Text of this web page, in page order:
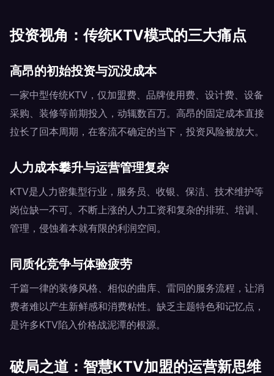
投资视角：传统KTV模式的三大痛点
高昂的初始投资与沉没成本
一家中型传统KTV，仅加盟费、品牌使用费、设计费、设备
采购、装修等前期投入，动辄数百万。高昂的固定成本直接
拉长了回本周期，在客流不确定的当下，投资风险被放大。
人力成本攀升与运营管理复杂
KTV是人力密集型行业，服务员、收银、保洁、技术维护等
岗位缺一不可。不断上涨的人力工资和复杂的排班、培训、
管理，侵蚀着本就有限的利润空间。
同质化竞争与体验疲劳
千篇一律的装修风格、相似的曲库、雷同的服务流程，让消
费者难以产生新鲜感和消费粘性。缺乏主题特色和记忆点，
是许多KTV陷入价格战泥潭的根源。
破局之道：智慧KTV加盟的运营新思维